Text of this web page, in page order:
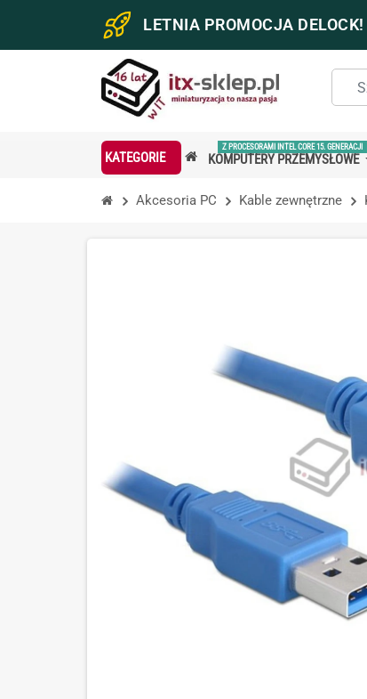
LETNIA PROMOCJA DELOCK!
KATEGORIE KOMPUTERY PRZEMYSŁOWE
Z PROCESORAMI INTEL CORE 15. GENERACJI
Akcesoria PC Kable zewnętrzne